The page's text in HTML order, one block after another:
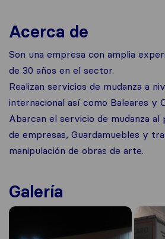
Acerca de
Son una empresa con amplia
de 30 años en el sector.
Realizan servicios de mudanza a
internacional así como Baleares y
Abarcan el servicio de mudanza al
de empresas, Guardamuebles y
manipulación de obras de arte.
Galería